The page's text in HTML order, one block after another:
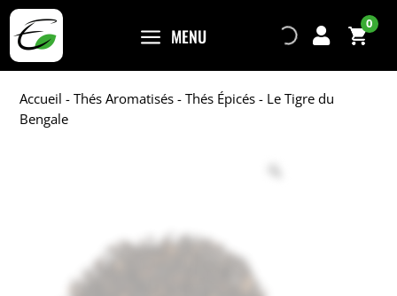
a MENU 
0
Accueil -Thés Aromatisés -Thés Épicés - Le Tigre du
Bengale